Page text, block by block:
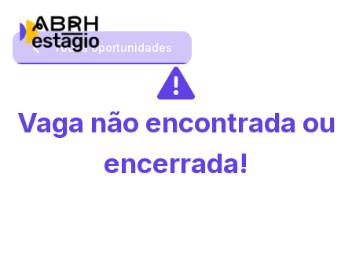
Todas oportunidades
Vaga não encontrada ou
encerrada!